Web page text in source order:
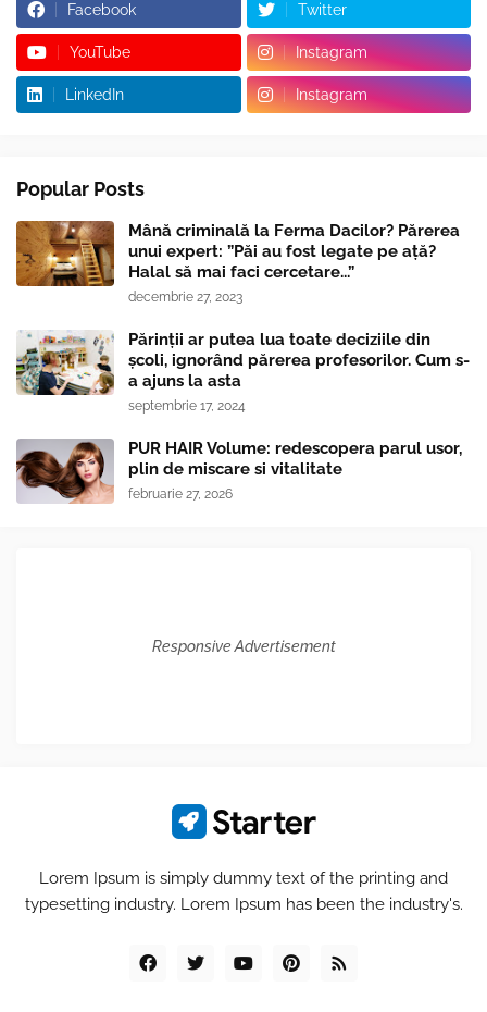
Facebook Twitter
YouTube Instagram
LinkedIn Instagram
Popular Posts
Mână criminală la Ferma Dacilor? Părerea
unui expert: ”Păi au fost legate pe ață?
Halal să mai faci cercetare...”
decembrie 27, 2023
Părinții ar putea lua toate deciziile din
școli, ignorând părerea profesorilor. Cum s-
a ajuns la asta
septembrie 17, 2024
PUR HAIR Volume: redescopera parul usor,
plin de miscare si vitalitate
februarie 27, 2026
Responsive Advertisement
Lorem Ipsum is simply dummy text of the printing and
typesetting industry. Lorem Ipsum has been the industry's.